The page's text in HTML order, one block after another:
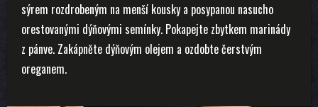
sýrem rozdrobeným na menší kousky a posypanou nasucho
orestovanými dýňovými semínky. Pokapejte zbytkem marinády
z pánve. Zakápněte dýňovým olejem a ozdobte čerstvým
oreganem.